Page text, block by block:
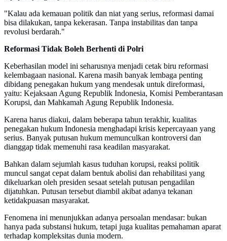
"Kalau ada kemauan politik dan niat yang serius, reformasi damai
bisa dilakukan, tanpa kekerasan. Tanpa instabilitas dan tanpa
revolusi berdarah."
Reformasi Tidak Boleh Berhenti di Polri
Keberhasilan model ini seharusnya menjadi cetak biru reformasi
kelembagaan nasional. Karena masih banyak lembaga penting
dibidang penegakan hukum yang mendesak untuk direformasi,
yaitu: Kejaksaan Agung Republik Indonesia, Komisi Pemberantasan
Korupsi, dan Mahkamah Agung Republik Indonesia.
Karena harus diakui, dalam beberapa tahun terakhir, kualitas
penegakan hukum Indonesia menghadapi krisis kepercayaan yang
serius. Banyak putusan hukum memunculkan kontroversi dan
dianggap tidak memenuhi rasa keadilan masyarakat.
Bahkan dalam sejumlah kasus tuduhan korupsi, reaksi politik
muncul sangat cepat dalam bentuk abolisi dan rehabilitasi yang
dikeluarkan oleh presiden sesaat setelah putusan pengadilan
dijatuhkan. Putusan tersebut diambil akibat adanya tekanan
ketidakpuasan masyarakat.
Fenomena ini menunjukkan adanya persoalan mendasar: bukan
hanya pada substansi hukum, tetapi juga kualitas pemahaman aparat
terhadap kompleksitas dunia modern.